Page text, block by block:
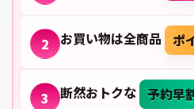
2 お買い物は全商品 ポ
3 断然おトクな 予約早